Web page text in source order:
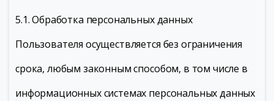
5.1. Обработка персональных данных
Пользователя осуществляется без ограничения
срока, любым законным способом, в том числе в
информационных системах персональных данных